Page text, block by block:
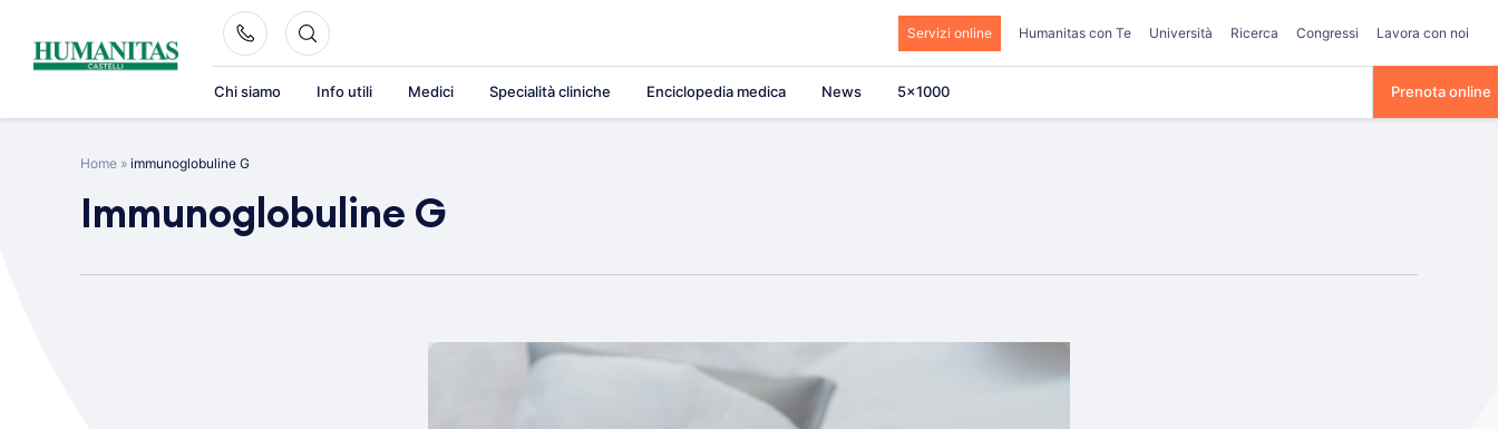
content
Servizi online Humanitas con Te Università Ricerca Congressi Lavora con noi
Chi siamo Info utili Medici Specialità cliniche Enciclopedia medica News 5×1000 Prenota online
Home » immunoglobuline G
Immunoglobuline G